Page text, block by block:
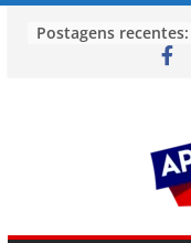
para
Postagens recentes: